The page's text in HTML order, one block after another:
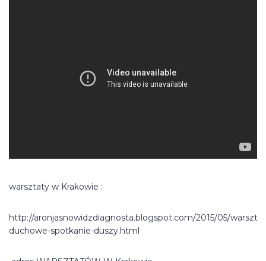
warsztaty w Krakowie :
http://aronjasnowidzdiagnosta.blogspot.com/2015/05/
duchowe-spotkanie-duszy.html